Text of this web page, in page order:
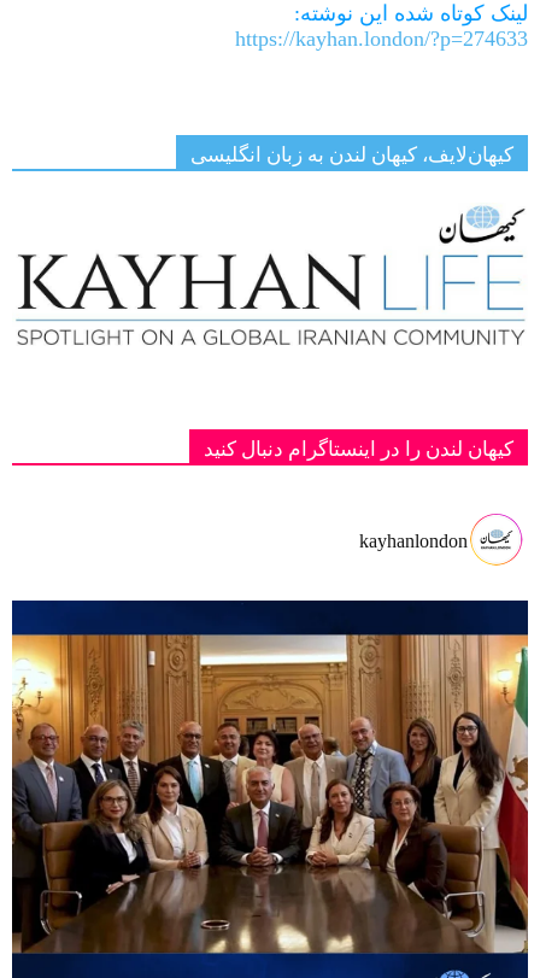
لینک کوتاه شده این نوشته:
https://kayhan.london/?p=274633
کیهان‌لایف، کیهان لندن به زبان انگلیسی
کیهان لندن را در اینستاگرام دنبال کنید
kayhanlondon